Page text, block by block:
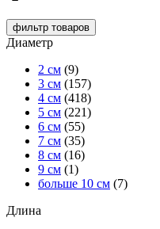
фильтр товаров
Диаметр
2 см (9)
3 см (157)
4 см (418)
5 см (221)
6 см (55)
7 см (35)
8 см (16)
9 см (1)
больше 10 см (7)
Длина